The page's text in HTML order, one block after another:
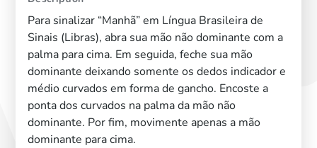
Para sinalizar “Manhã” em Língua Brasileira de
Sinais (Libras), abra sua mão não dominante com a
palma para cima. Em seguida, feche sua mão
dominante deixando somente os dedos indicador e
médio curvados em forma de gancho. Encoste a
ponta dos curvados na palma da mão não
dominante. Por fim, movimente apenas a mão
dominante para cima.